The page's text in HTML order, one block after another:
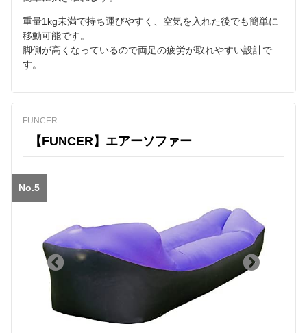
重量1kg未満で持ち運びやすく、空気を入れた後でも簡単に
移動可能です。
脚側が高くなっているので両足の疲労が取れやすい設計で
す。
FUNCER
【FUNCER】エアーソファー
No.5